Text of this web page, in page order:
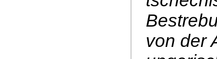
von der